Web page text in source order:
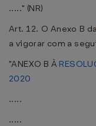
....." (NR)
Art. 12. O Anexo B da
a vigorar com a
"ANEXO B À
2020
.....
.....